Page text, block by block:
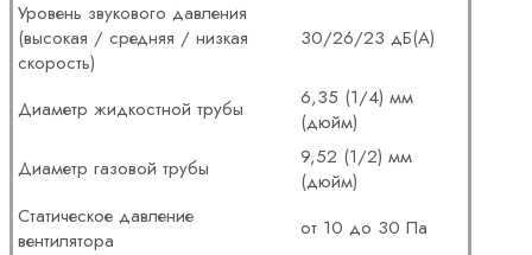
Уровень звукового давления
(высокая / средняя / низкая
скорость)
30/26/23 дБ(А)
Диаметр жидкостной трубы
6,35 (1/4) мм
(дюйм)
Диаметр газовой трубы
9,52 (1/2) мм
(дюйм)
Статическое давление
вентилятора
от 10 до 30 Па